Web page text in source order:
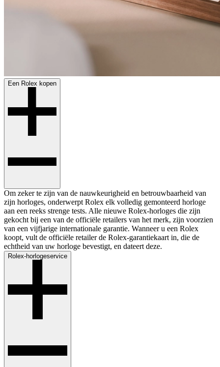
Een Rolex kopen
Om zeker te zijn van de nauwkeurigheid en betrouwbaarheid van
zijn horloges, onderwerpt Rolex elk volledig gemonteerd horloge
aan een reeks strenge tests. Alle nieuwe Rolex-horloges die zijn
gekocht bij een van de officiële retailers van het merk, zijn voorzien
van een vijfjarige internationale garantie. Wanneer u een Rolex
koopt, vult de officiële retailer de Rolex-garantiekaart in, die de
echtheid van uw horloge bevestigt, en dateert deze.
Rolex-horlogeservice